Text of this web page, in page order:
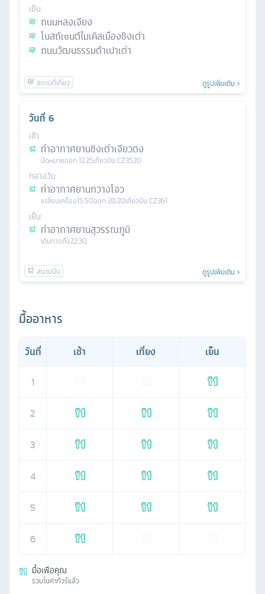
เย็น
ถนนหลงเจียง
โบสถ์เซนต์ไมเคิลเมืองชิงเต่า
ถนนวัฒนธรรมต้าเปาเต่า
ดูรูปเพิ่มเติม
วันที่ 6
เช้า
ท่าอากาศยานชิงเต่าเจียวตง
นัดหมายออก12.25เที่ยวบิน CZ3520
กลางวัน
ท่าอากาศยานกวางโจว
เปลี่ยนเครื่อง15.50ออก20.20เที่ยวบิน CZ361
เย็น
ท่าอากาศยานสุวรรณภูมิ
เดินทางถึง22.30
ดูรูปเพิ่มเติม
มื้ออาหาร
วันที่ เช้า เที่ยง
เย็น
1
2
3
4
5
6
มื้อเพื่อคุณ
รวมในค่าทัวร์แล้ว